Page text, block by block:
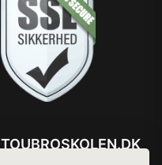
TOUBROSKOLEN.DK